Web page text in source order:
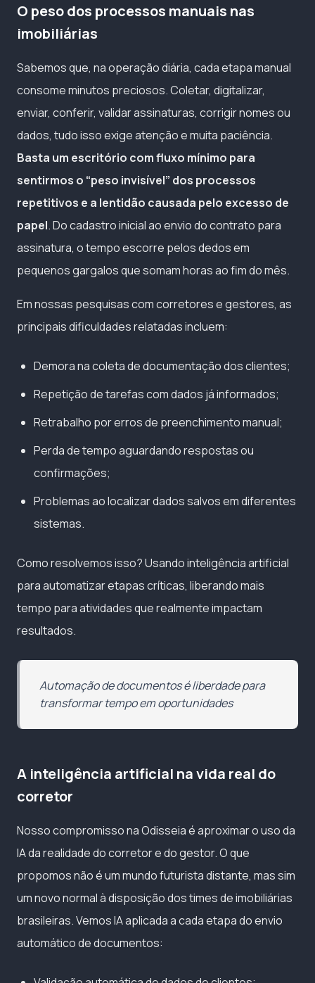
O peso dos processos manuais nas
imobiliárias
Sabemos que, na operação diária, cada etapa manual
consome minutos preciosos. Coletar, digitalizar,
enviar, conferir, validar assinaturas, corrigir nomes ou
dados, tudo isso exige atenção e muita paciência.
Basta um escritório com fluxo mínimo para
sentirmos o “peso invisível” dos processos
repetitivos e a lentidão causada pelo excesso de
papel. Do cadastro inicial ao envio do contrato para
assinatura, o tempo escorre pelos dedos em
pequenos gargalos que somam horas ao fim do mês.
Em nossas pesquisas com corretores e gestores, as
principais dificuldades relatadas incluem:
Demora na coleta de documentação dos clientes;
Repetição de tarefas com dados já informados;
Retrabalho por erros de preenchimento manual;
Perda de tempo aguardando respostas ou
confirmações;
Problemas ao localizar dados salvos em diferentes
sistemas.
Como resolvemos isso? Usando inteligência artificial
para automatizar etapas críticas, liberando mais
tempo para atividades que realmente impactam
resultados.
Automação de documentos é liberdade para
transformar tempo em oportunidades
A inteligência artificial na vida real do
corretor
Nosso compromisso na Odisseia é aproximar o uso da
IA da realidade do corretor e do gestor. O que
propomos não é um mundo futurista distante, mas sim
um novo normal à disposição dos times de imobiliárias
brasileiras. Vemos IA aplicada a cada etapa do envio
automático de documentos: